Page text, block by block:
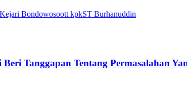
Bondowosoott kpkST Burhanuddin
Tanggapan Tentang Permasalahan